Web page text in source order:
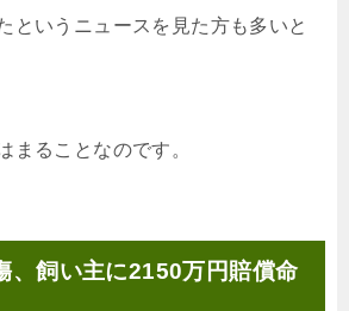
というニュースを見た方も多いと
まることなのです。
、飼い主に2150万円賠償命